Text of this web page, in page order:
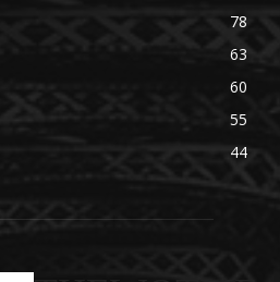
78
63
60
55
44